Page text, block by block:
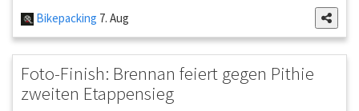
Bikepacking 7. Aug
Foto-Finish: Brennan feiert gegen Pithie
zweiten Etappensieg